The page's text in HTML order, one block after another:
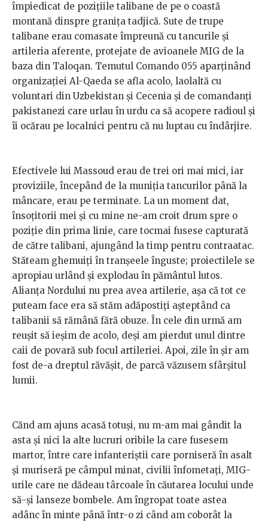
împiedicat de pozițiile talibane de pe o coastă
montană dinspre granița tadjică. Sute de trupe
talibane erau comasate împreună cu tancurile și
artileria aferente, protejate de avioanele MIG de la
baza din Taloqan. Temutul Comando 055 aparținând
organizației Al-Qaeda se afla acolo, laolaltă cu
voluntari din Uzbekistan și Cecenia și de comandanți
pakistanezi care urlau în urdu ca să acopere radioul și
îi ocărau pe localnici pentru că nu luptau cu îndârjire.
Efectivele lui Massoud erau de trei ori mai mici, iar
proviziile, începând de la muniția tancurilor până la
mâncare, erau pe terminate. La un moment dat,
însoțitorii mei și cu mine ne-am croit drum spre o
poziție din prima linie, care tocmai fusese capturată
de către talibani, ajungând la timp pentru contraatac.
Stăteam ghemuiți în tranșeele înguste; proiectilele se
apropiau urlând și explodau în pământul lutos.
Alianța Nordului nu prea avea artilerie, așa că tot ce
puteam face era să stăm adăpostiți așteptând ca
talibanii să rămână fără obuze. În cele din urmă am
reușit să ieșim de acolo, deși am pierdut unul dintre
caii de povară sub focul artileriei. Apoi, zile în șir am
fost de-a dreptul răvășit, de parcă văzusem sfârșitul
lumii.
Cănd am ajuns acasă totuși, nu m-am mai gândit la
asta și nici la alte lucruri oribile la care fusesem
martor, între care infanteriștii care porniseră în asalt
și muriseră pe câmpul minat, civilii înfometați, MIG-
urile care ne dădeau târcoale în căutarea locului unde
să-și lanseze bombele. Am îngropat toate astea
adânc în minte până într-o zi când am coborât la